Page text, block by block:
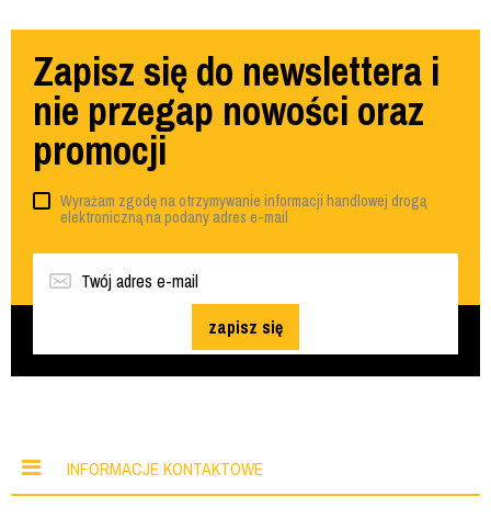
Zapisz się do newslettera i
nie przegap nowości oraz
promocji
Wyrażam zgodę na otrzymywanie informacji handlowej drogą
elektroniczną na podany adres e-mail
zapisz się
INFORMACJE KONTAKTOWE